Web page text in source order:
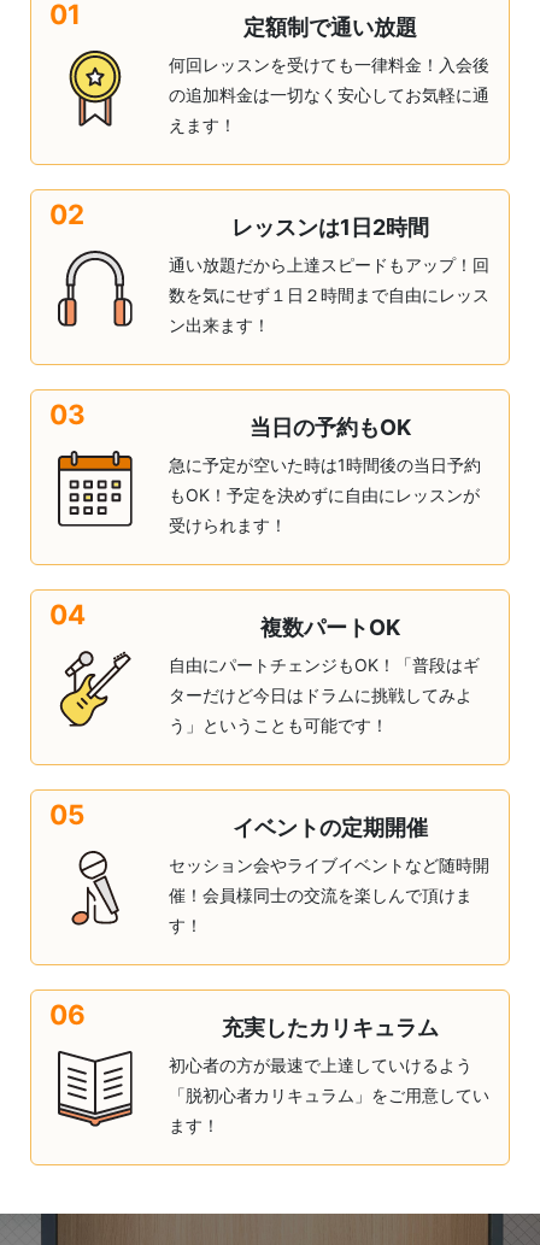
01 定額制で通い放題
何回レッスンを受けても一律料金！入会後
の追加料金は一切なく安心してお気軽に通
えます！
02 レッスンは1日2時間
通い放題だから上達スピードもアップ！回
数を気にせず１日２時間まで自由にレッス
ン出来ます！
03 当日の予約もOK
急に予定が空いた時は1時間後の当日予約
もOK！予定を決めずに自由にレッスンが
受けられます！
04 複数パートOK
自由にパートチェンジもOK！「普段はギ
ターだけど今日はドラムに挑戦してみよ
う」ということも可能です！
05 イベントの定期開催
セッション会やライブイベントなど随時開
催！会員様同士の交流を楽しんで頂けま
す！
06 充実したカリキュラム
初心者の方が最速で上達していけるよう
「脱初心者カリキュラム」をご用意してい
ます！